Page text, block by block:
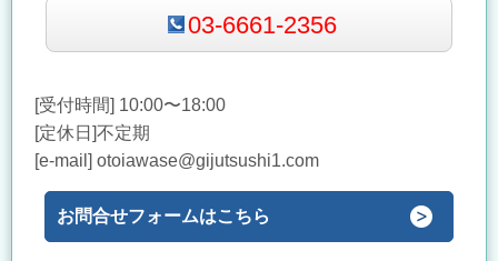
03-6661-2356
[受付時間] 10:00〜18:00
[定休日]不定期
[e-mail] otoiawase@gijutsushi1.com
お問合せフォームはこちら